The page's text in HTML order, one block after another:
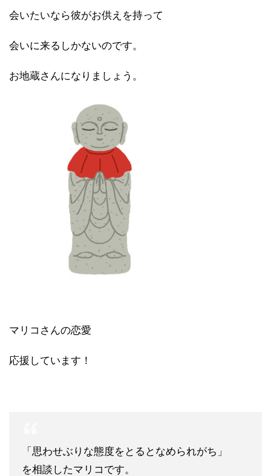
会いたいなら彼がお供えを持って
会いに来るしかないのです。
お地蔵さんになりましょう。
マリコさんの恋愛
応援しています！
「思わせぶりな態度をとるとなめられがち」
を相談したマリコです。